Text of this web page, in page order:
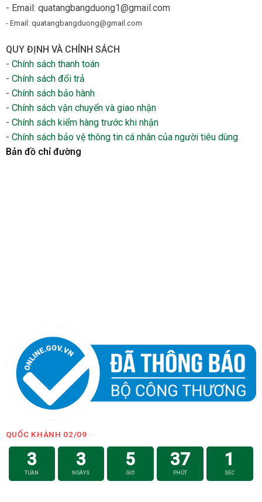
- Email: quatangbangduong1@gmail.com
- Email: quatangbangduong@gmail.com
QUY ĐỊNH VÀ CHÍNH SÁCH
- Chính sách thanh toán
- Chính sách đổi trả
- Chính sách bảo hành
- Chính sách vận chuyển và giao nhận
- Chính sách kiểm hàng trước khi nhận
- Chính sách bảo vệ thông tin cá nhân của người tiêu dùng
Bản đồ chỉ đường
QUỐC KHÁNH 02/09
3
TUẦN
3
NGÀYS
5
GIỜ
37
PHÚT
0
GIÂY